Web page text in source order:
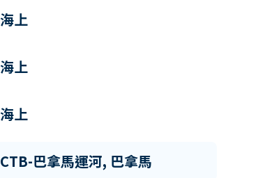
海上
海上
海上
CTB-巴拿馬運河, 巴拿馬